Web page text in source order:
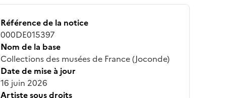
Référence de la notice
000DE015397
Nom de la base
Collections des musées de France (Joconde)
Date de mise à jour
16 juin 2026
Artiste sous droits